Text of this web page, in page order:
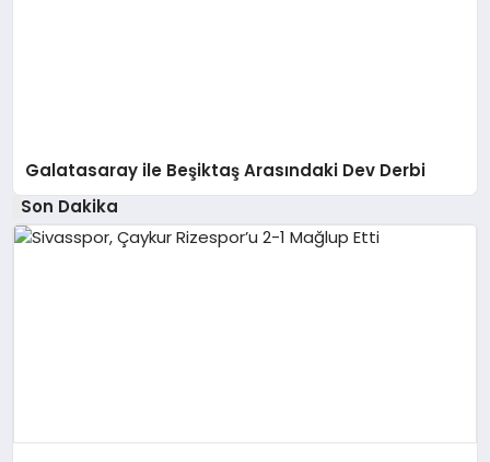
Galatasaray ile Beşiktaş Arasındaki Dev Derbi
Son Dakika